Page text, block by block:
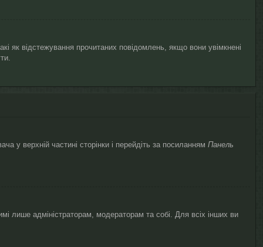
як відстежування прочитаних повідомлень, якщо вони увімкнені
у верхній частині сторінки і перейдіть за посиланням Панель
лише адміністраторам, модераторам та собі. Для всіх інших ви